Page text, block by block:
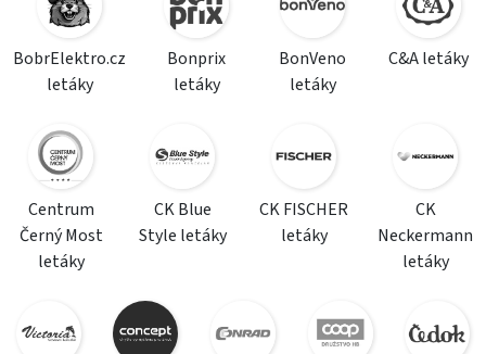
BobrElektro.cz
letáky
Bonprix
letáky
BonVeno
letáky
C&A letáky
Centrum
Černý Most
letáky
CK Blue
Style letáky
CK FISCHER
letáky
CK
Neckermann
letáky